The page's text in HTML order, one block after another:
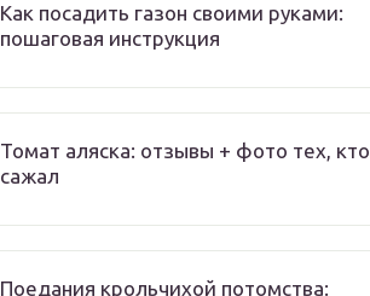
Как посадить газон своими руками:
пошаговая инструкция
Томат аляска: отзывы + фото тех, кто
сажал
Поедания крольчихой потомства: